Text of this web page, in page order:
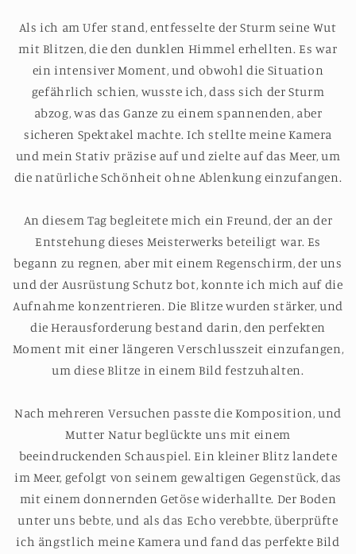
Als ich am Ufer stand, entfesselte der Sturm seine Wut
mit Blitzen, die den dunklen Himmel erhellten. Es war
ein intensiver Moment, und obwohl die Situation
gefährlich schien, wusste ich, dass sich der Sturm
abzog, was das Ganze zu einem spannenden, aber
sicheren Spektakel machte. Ich stellte meine Kamera
und mein Stativ präzise auf und zielte auf das Meer, um
die natürliche Schönheit ohne Ablenkung einzufangen.
An diesem Tag begleitete mich ein Freund, der an der
Entstehung dieses Meisterwerks beteiligt war. Es
begann zu regnen, aber mit einem Regenschirm, der uns
und der Ausrüstung Schutz bot, konnte ich mich auf die
Aufnahme konzentrieren. Die Blitze wurden stärker, und
die Herausforderung bestand darin, den perfekten
Moment mit einer längeren Verschlusszeit einzufangen,
um diese Blitze in einem Bild festzuhalten.
Nach mehreren Versuchen passte die Komposition, und
Mutter Natur beglückte uns mit einem
beeindruckenden Schauspiel. Ein kleiner Blitz landete
im Meer, gefolgt von seinem gewaltigen Gegenstück, das
mit einem donnernden Getöse widerhallte. Der Boden
unter uns bebte, und als das Echo verebbte, überprüfte
ich ängstlich meine Kamera und fand das perfekte Bild